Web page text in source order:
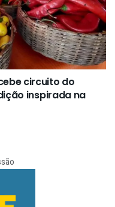
circuito do
inspirada na